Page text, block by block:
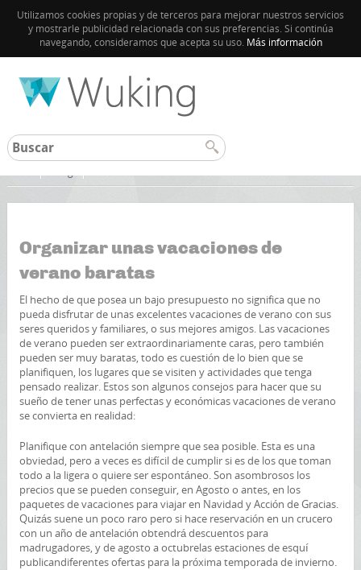
Utilizamos cookies propias y de terceros para mejorar nuestros servicios
y mostrarle publicidad relacionada con sus preferencias. Si continúa
navegando, consideramos que acepta su uso. Más información
Organizar unas vacaciones de
verano baratas
El hecho de que posea un bajo presupuesto no significa que no
pueda disfrutar de unas excelentes vacaciones de verano con sus
seres queridos y familiares, o sus mejores amigos. Las vacaciones
de verano pueden ser extraordinariamente caras, pero también
pueden ser muy baratas, todo es cuestión de lo bien que se
planifiquen, los lugares que se visiten y actividades que tenga
pensado realizar. Estos son algunos consejos para hacer que su
sueño de tener unas perfectas y económicas vacaciones de verano
se convierta en realidad:
Planifique con antelación siempre que sea posible. Esta es una
obviedad, pero a veces es difícil de cumplir si es de los que toman
todo a la ligera o quiere ser espontáneo. Son asombrosos los
precios que se pueden conseguir, en Agosto o antes, en los
paquetes de vacaciones para viajar en Navidad y Acción de Gracias.
Quizás suene un poco raro pero si hace reservación en un crucero
con un año de antelación obtendrá descuentos para
madrugadores, y de agosto a octubrelas estaciones de esquí
publicandiferentes ofertas para la próxima temporada de invierno.